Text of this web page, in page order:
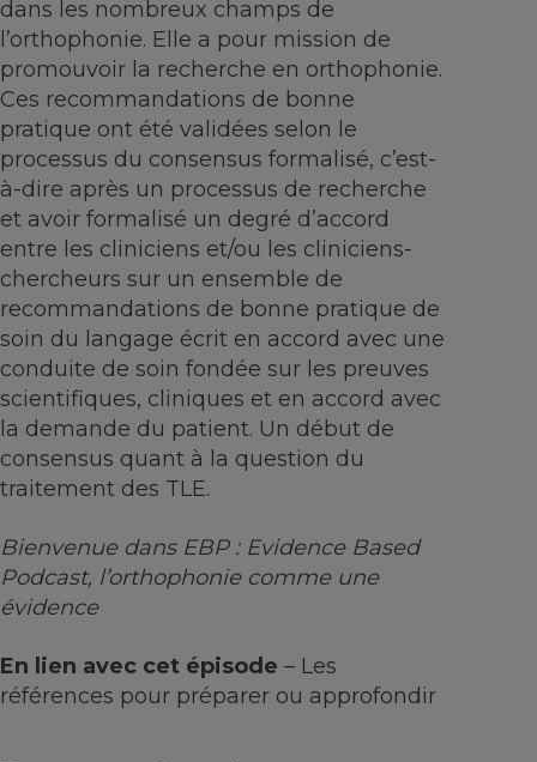
dans les nombreux champs de
l’orthophonie. Elle a pour mission de
promouvoir la recherche en orthophonie.
Ces recommandations de bonne
pratique ont été validées selon le
processus du consensus formalisé, c’est-
à-dire après un processus de recherche
et avoir formalisé un degré d’accord
entre les cliniciens et/ou les cliniciens-
chercheurs sur un ensemble de
recommandations de bonne pratique de
soin du langage écrit en accord avec une
conduite de soin fondée sur les preuves
scientifiques, cliniques et en accord avec
la demande du patient. Un début de
consensus quant à la question du
traitement des TLE.
Bienvenue dans EBP : Evidence Based
Podcast, l’orthophonie comme une
évidence
En lien avec cet épisode – Les
références pour préparer ou approfondir